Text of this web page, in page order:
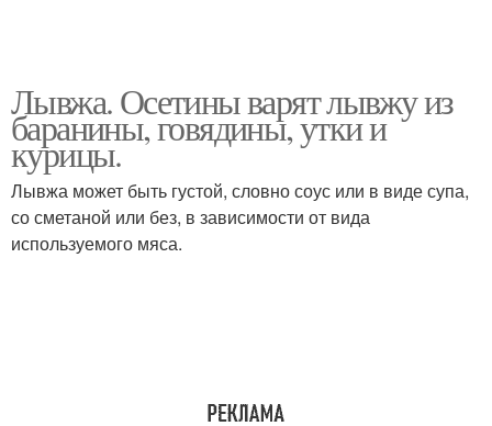
Лывжа. Осетины варят лывжу из
баранины, говядины, утки и
курицы.
Лывжа может быть густой, словно соус или в виде супа,
со сметаной или без, в зависимости от вида
используемого мяса.